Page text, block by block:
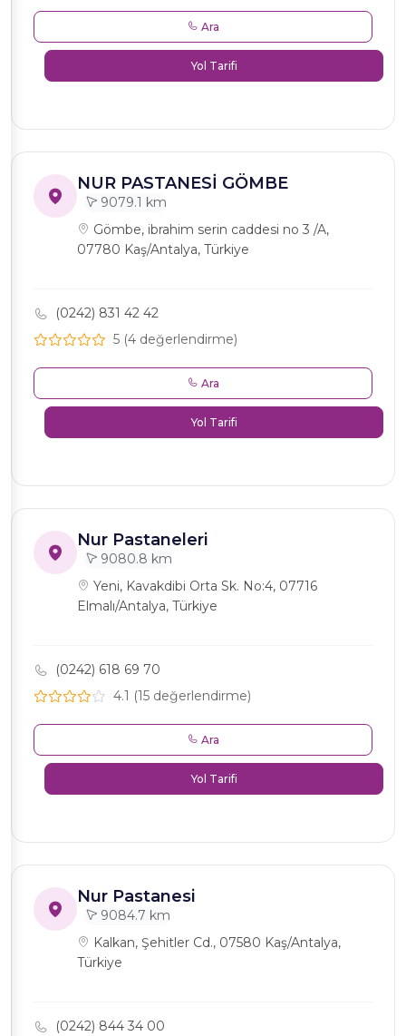
Ara
Yol Tarifi
NUR PASTANESİ GÖMBE
9079.1 km
Gömbe, ibrahim serin caddesi no 3 /A,
07780 Kaş/Antalya, Türkiye
(0242) 831 42 42
5 (4 değerlendirme)
Ara
Yol Tarifi
Nur Pastaneleri
9080.8 km
Yeni, Kavakdibi Orta Sk. No:4, 07716
Elmalı/Antalya, Türkiye
(0242) 618 69 70
4.1 (15 değerlendirme)
Ara
Yol Tarifi
Nur Pastanesi
9084.7 km
Kalkan, Şehitler Cd., 07580 Kaş/Antalya,
Türkiye
(0242) 844 34 00